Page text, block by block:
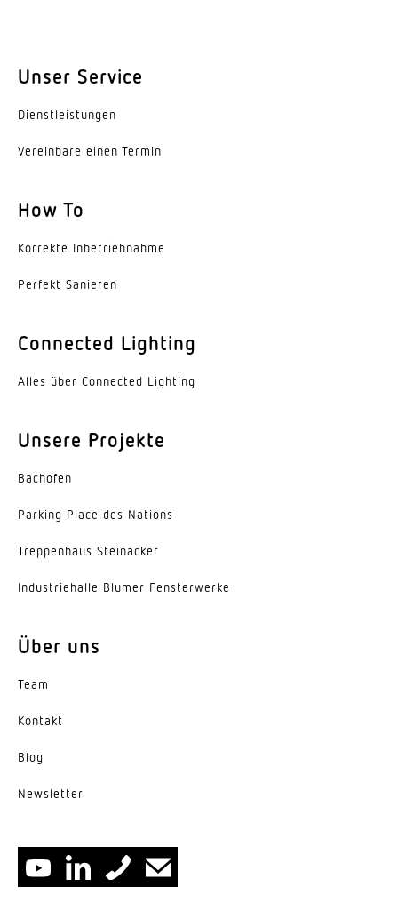
Unser Service
Dienst­leis­tungen
Vereinbare einen Termin
How To
Korrekte Inbe­trieb­nahme
Perfekt Sanieren
Connected Lighting
Alles über Connected Lighting
Unsere Projekte
Bachofen
Parking Place des Nations
Trep­penhaus Steinacker
Indus­trie­halle Blumer Fensterwerke
Über uns
Team
Kontakt
Blog
News­letter